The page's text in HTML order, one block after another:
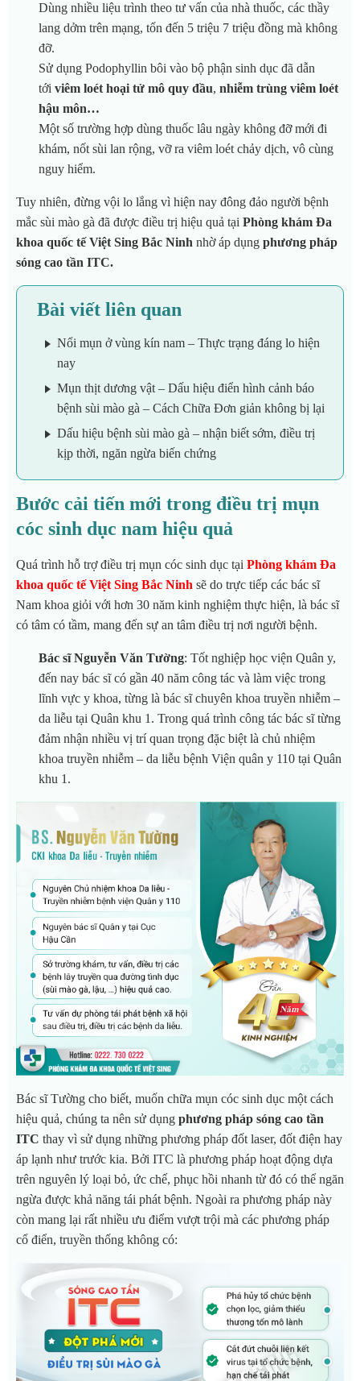
Dùng nhiều liệu trình theo tư vấn của nhà thuốc, các thầy
lang dởm trên mạng, tốn đến 5 triệu 7 triệu đồng mà không
đỡ.
Sử dụng Podophyllin bôi vào bộ phận sinh dục đã dẫn
tới viêm loét hoại tử mô quy đầu, nhiễm trùng viêm loét
hậu môn…
Một số trường hợp dùng thuốc lâu ngày không đỡ mới đi
khám, nốt sùi lan rộng, vỡ ra viêm loét chảy dịch, vô cùng
nguy hiểm.
Tuy nhiên, đừng vội lo lắng vì hiện nay đông đảo người bệnh
mắc sùi mào gà đã được điều trị hiệu quả tại Phòng khám Đa
khoa quốc tế Việt Sing Bắc Ninh nhờ áp dụng phương pháp
sóng cao tần ITC.
Bài viết liên quan
Nổi mụn ở vùng kín nam – Thực trạng đáng lo hiện
nay
Mụn thịt dương vật – Dấu hiệu điển hình cảnh báo
bệnh sùi mào gà – Cách Chữa Đơn giản không bị lại
Dấu hiệu bệnh sùi mào gà – nhận biết sớm, điều trị
kịp thời, ngăn ngừa biến chứng
Bước cải tiến mới trong điều trị mụn
cóc sinh dục nam hiệu quả
Quá trình hỗ trợ điều trị mụn cóc sinh dục tại Phòng khám Đa
khoa quốc tế Việt Sing Bắc Ninh sẽ do trực tiếp các bác sĩ
Nam khoa giỏi với hơn 30 năm kinh nghiệm thực hiện, là bác sĩ
có tâm có tầm, mang đến sự an tâm điều trị nơi người bệnh.
Bác sĩ Nguyễn Văn Tường: Tốt nghiệp học viện Quân y,
đến nay bác sĩ có gần 40 năm công tác và làm việc trong
lĩnh vực y khoa, từng là bác sĩ chuyên khoa truyền nhiễm –
da liễu tại Quân khu 1. Trong quá trình công tác bác sĩ từng
đảm nhận nhiều vị trí quan trọng đặc biệt là chủ nhiệm
khoa truyền nhiễm – da liễu bệnh Viện quân y 110 tại Quân
khu 1.
Bác sĩ Tường cho biết, muốn chữa mụn cóc sinh dục một cách
hiệu quả, chúng ta nên sử dụng phương pháp sóng cao tần
ITC thay vì sử dụng những phương pháp đốt laser, đốt điện hay
áp lạnh như trước kia. Bởi ITC là phương pháp hoạt động dựa
trên nguyên lý loại bỏ, ức chế, phục hồi nhanh từ đó có thể ngăn
ngừa được khả năng tái phát bệnh. Ngoài ra phương pháp này
còn mang lại rất nhiều ưu điểm vượt trội mà các phương pháp
cổ điển, truyền thống không có: